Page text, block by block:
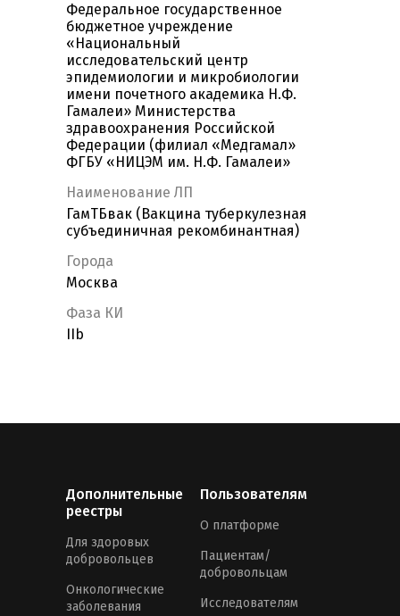
Федеральное государственное
бюджетное учреждение
«Национальный
исследовательский центр
эпидемиологии и микробиологии
имени почетного академика Н.Ф.
Гамалеи» Министерства
здравоохранения Российской
Федерации (филиал «Медгамал»
ФГБУ «НИЦЭМ им. Н.Ф. Гамалеи»
Наименование ЛП
ГамТБвак (Вакцина туберкулезная
субъединичная рекомбинантная)
Города
Москва
Фаза КИ
IIb
Дополнительные
реестры
Для здоровых
добровольцев
Онкологические
заболевания
Пользователям
О платформе
Пациентам/
добровольцам
Исследователям